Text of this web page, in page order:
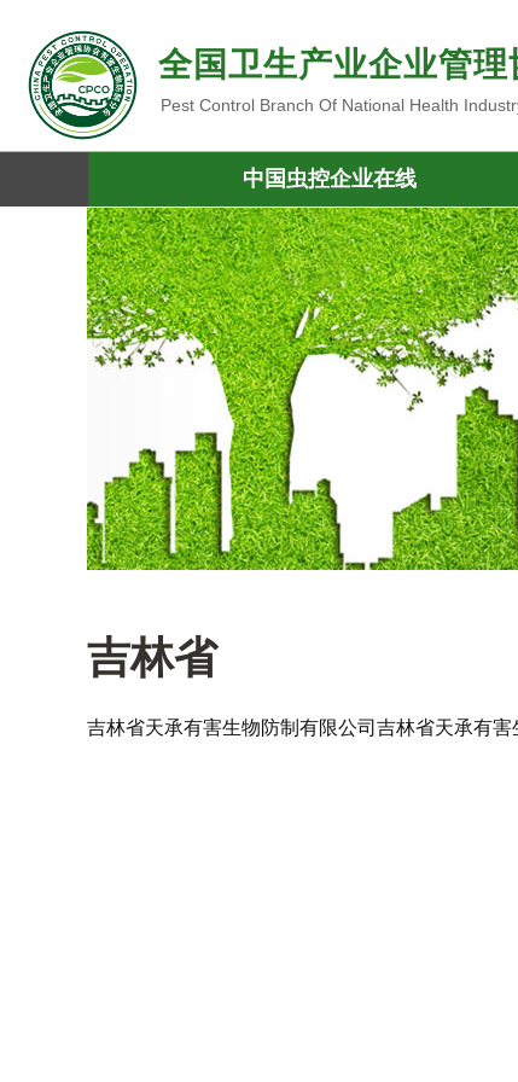
全国卫生产业企业管
Pest Control Branch Of National Health
中国虫控企业在线
吉林省
吉林省天承有害生物防制有限公司 吉林省天承有害